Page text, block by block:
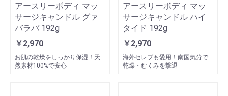
アースリーボディ マッ
サージキャンドル グァ
バラバ 192g
￥2,970
お肌の乾燥をしっかり保湿！天
然素材100%で安心
アースリーボディ マッ
サージキャンドル ハイ
タイド 192g
￥2,970
海外セレブも愛用！南国気分で
乾燥・むくみを撃退